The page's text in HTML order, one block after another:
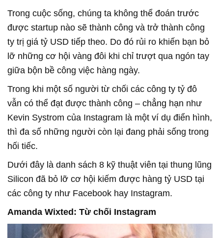
Trong cuộc sống, chúng ta không thể đoán trước
được startup nào sẽ thành công và trở thành công
ty trị giá tỷ USD tiếp theo. Do đó rủi ro khiến bạn bỏ
lỡ những cơ hội vàng đôi khi chỉ trượt qua ngón tay
giữa bộn bề công việc hàng ngày.
Trong khi một số người từ chối các công ty tỷ đô
vẫn có thể đạt được thành công – chẳng hạn như
Kevin Systrom của Instagram là một ví dụ điển hình,
thì đa số những người còn lại đang phải sống trong
hối tiếc.
Dưới đây là danh sách 8 kỹ thuật viên tại thung lũng
Silicon đã bỏ lỡ cơ hội kiếm được hàng tỷ USD tại
các công ty như Facebook hay Instagram.
Amanda Wixted: Từ chối Instagram